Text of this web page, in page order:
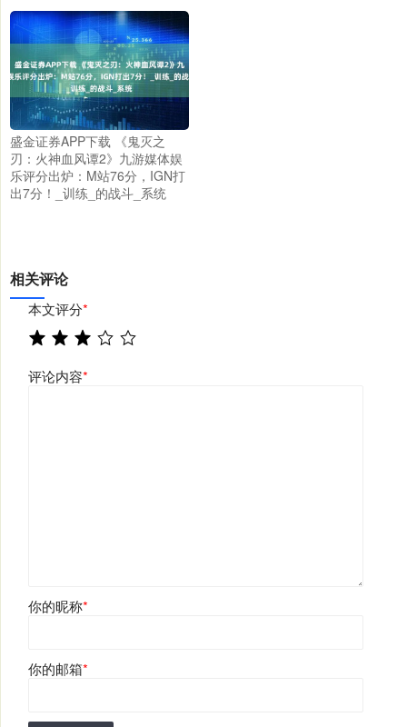
盛金证券APP下载 《鬼灭之
刃：火神血风谭2》九游媒体娱
乐评分出炉：M站76分，IGN打
出7分！_训练_的战斗_系统
相关评论
本文评分*
评论内容*
你的昵称*
你的邮箱*